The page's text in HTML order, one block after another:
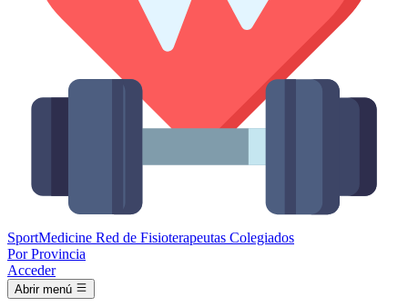
SportMedicine Red de Fisioterapeutas Colegiados
Por Provincia
Acceder
Abrir menú